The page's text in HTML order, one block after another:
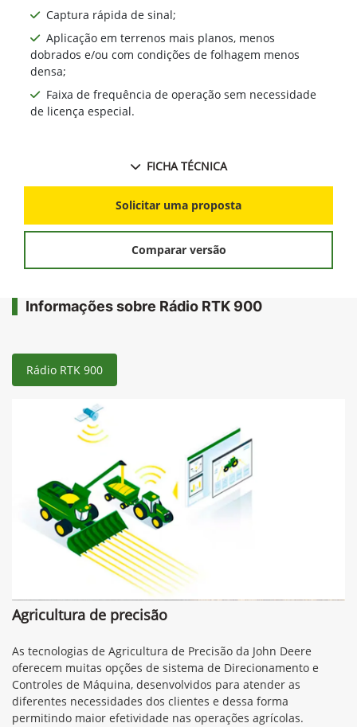
Captura rápida de sinal;
Aplicação em terrenos mais planos, menos
dobrados e/ou com condições de folhagem menos
densa;
Faixa de frequência de operação sem necessidade
de licença especial.
FICHA TÉCNICA
Solicitar uma proposta
Comparar versão
Informações sobre Rádio RTK 900
Rádio RTK 900
Agricultura de precisão
As tecnologias de Agricultura de Precisão da John Deere
oferecem muitas opções de sistema de Direcionamento e
Controles de Máquina, desenvolvidos para atender as
diferentes necessidades dos clientes e dessa forma
permitindo maior efetividade nas operações agrícolas.